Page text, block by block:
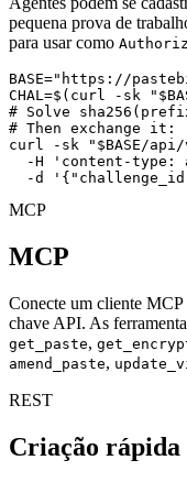
pequena prova de
para usar como
BASE="https://
CHAL=$(curl -sk
# Solve
# Then exchange it:
curl -sk "$BASE/
-H 'content-type:
-d
MCP
MCP
Conecte um cliente MCP
chave API. As
get_paste,
amend_paste,
REST
Criação rápida